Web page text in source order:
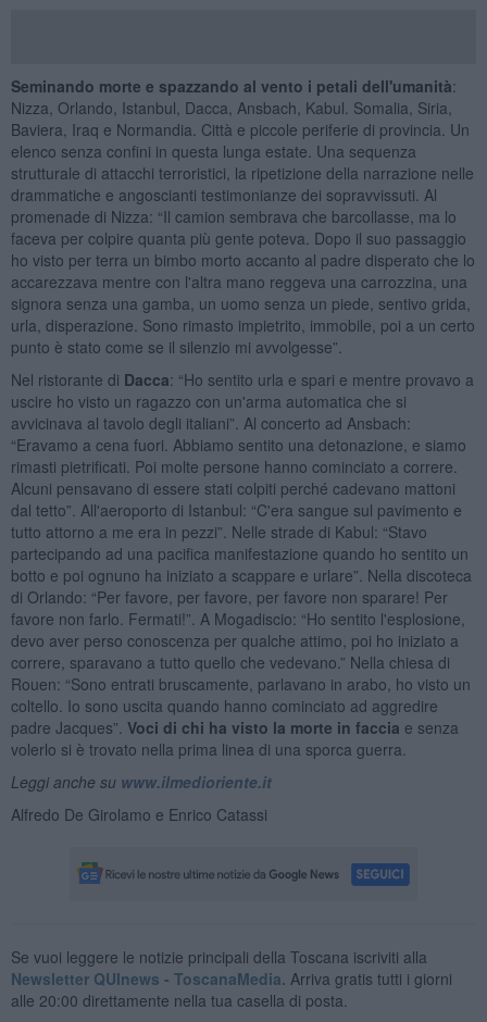
Seminando morte e spazzando al vento i petali dell'umanità:
Nizza, Orlando, Istanbul, Dacca, Ansbach, Kabul. Somalia, Siria,
Baviera, Iraq e Normandia. Città e piccole periferie di provincia. Un
elenco senza confini in questa lunga estate. Una sequenza
strutturale di attacchi terroristici, la ripetizione della narrazione nelle
drammatiche e angoscianti testimonianze dei sopravvissuti. Al
promenade di Nizza: “Il camion sembrava che barcollasse, ma lo
faceva per colpire quanta più gente poteva. Dopo il suo passaggio
ho visto per terra un bimbo morto accanto al padre disperato che lo
accarezzava mentre con l'altra mano reggeva una carrozzina, una
signora senza una gamba, un uomo senza un piede, sentivo grida,
urla, disperazione. Sono rimasto impietrito, immobile, poi a un certo
punto è stato come se il silenzio mi avvolgesse”.
Nel ristorante di Dacca: “Ho sentito urla e spari e mentre provavo a
uscire ho visto un ragazzo con un'arma automatica che si
avvicinava al tavolo degli italiani”. Al concerto ad Ansbach:
“Eravamo a cena fuori. Abbiamo sentito una detonazione, e siamo
rimasti pietrificati. Poi molte persone hanno cominciato a correre.
Alcuni pensavano di essere stati colpiti perché cadevano mattoni
dal tetto”. All'aeroporto di Istanbul: “C'era sangue sul pavimento e
tutto attorno a me era in pezzi”. Nelle strade di Kabul: “Stavo
partecipando ad una pacifica manifestazione quando ho sentito un
botto e poi ognuno ha iniziato a scappare e urlare”. Nella discoteca
di Orlando: “Per favore, per favore, per favore non sparare! Per
favore non farlo. Fermati!”. A Mogadiscio: “Ho sentito l'esplosione,
devo aver perso conoscenza per qualche attimo, poi ho iniziato a
correre, sparavano a tutto quello che vedevano.” Nella chiesa di
Rouen: “Sono entrati bruscamente, parlavano in arabo, ho visto un
coltello. Io sono uscita quando hanno cominciato ad aggredire
padre Jacques”. Voci di chi ha visto la morte in faccia e senza
volerlo si è trovato nella prima linea di una sporca guerra.
Leggi anche su www.ilmedioriente.it
Alfredo De Girolamo e Enrico Catassi
Se vuoi leggere le notizie principali della Toscana iscriviti alla
Newsletter QUInews - ToscanaMedia. Arriva gratis tutti i giorni
alle 20:00 direttamente nella tua casella di posta.